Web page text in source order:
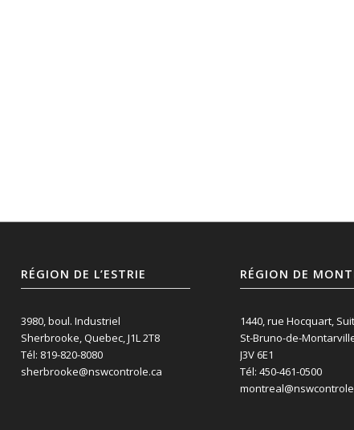
RÉGION DE L’ESTRIE
3980, boul. Industriel
Sherbrooke, Quebec, J1L 2T8
Tél: 819-820-8080
sherbrooke@nswcontrole.ca
RÉGION DE
1440, rue Hocquart,
St-Bruno-de-
J3V 6E1
Tél: 450-461-0500